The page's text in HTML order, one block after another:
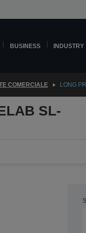
BUSINESS INDUSTRY
COMERCIALE LONG
SL-